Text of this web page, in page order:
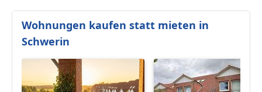
Wohnungen kaufen statt mieten in
Schwerin